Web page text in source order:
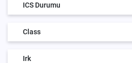
ICS Durumu
Class
Irk